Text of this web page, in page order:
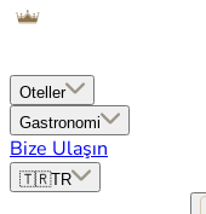
Oteller
Gastronomi
Bize Ulaşın
🇹🇷TR